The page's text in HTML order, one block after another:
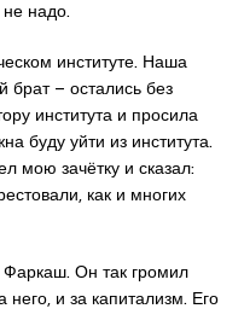
надо.
институте. Наша
– остались без
института и просила
буду уйти из института.
мою зачётку и сказал:
как и многих
Он так громил
и за капитализм. Его